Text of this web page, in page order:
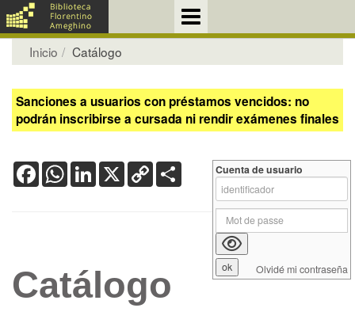
Inicio Catálogo
Sanciones a usuarios con préstamos vencidos: no
podrán inscribirse a cursada ni rendir exámenes finales
FacebookWhatsApp
LinkedIn
X Copy
Link
Catálogo
Cuenta de usuario
Olvidé mi contraseña